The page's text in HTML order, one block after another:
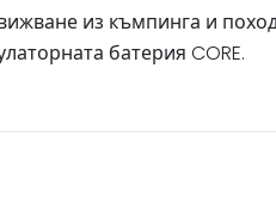
из къмпинга и
батерия CORE.